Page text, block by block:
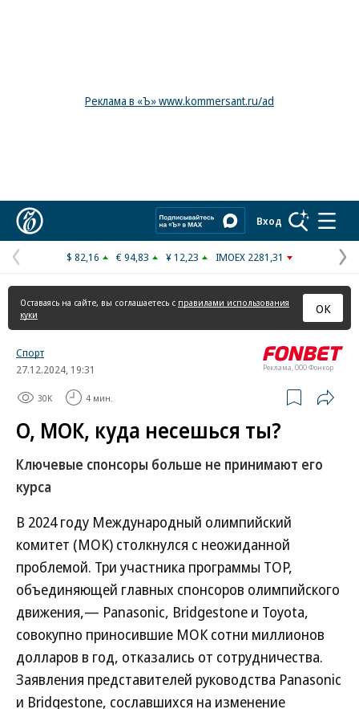
Реклама в «Ъ» www.kommersant.ru/ad
Вход
Предыдущая
страница
$ 82,16 € 94,83 ¥ 12,23 IMOEX 2281,31
Оставаясь на сайте, вы соглашаетесь с правилами использования
куки
ОК
Реклама, ООО Фонкор
Спорт
27.12.2024, 19:31
30K 4 мин.
О, МОК, куда несешься ты?
Ключевые спонсоры больше не принимают его
курса
В 2024 году Международный олимпийский
комитет (МОК) столкнулся с неожиданной
проблемой. Три участника программы TOP,
объединяющей главных спонсоров олимпийского
движения,— Panasonic, Bridgestone и Toyota,
совокупно приносившие МОК сотни миллионов
долларов в год, отказались от сотрудничества.
Заявления представителей руководства Panasonic
и Bridgestone, сославшихся на изменение